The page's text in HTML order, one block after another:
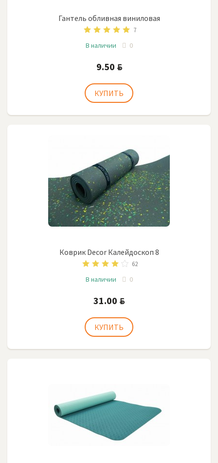
Гантель обливная виниловая
7
В наличии 0
9.50 BYN
Коврик Decor Калейдоскоп 8
62
В наличии 0
31.00 BYN